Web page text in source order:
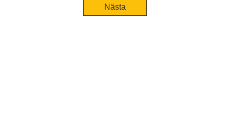
TidigareNästa